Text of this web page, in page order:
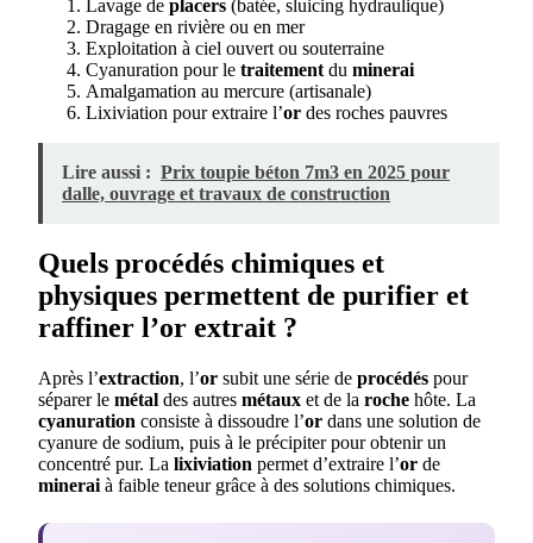
Lavage de placers (batée, sluicing hydraulique)
Dragage en rivière ou en mer
Exploitation à ciel ouvert ou souterraine
Cyanuration pour le traitement du minerai
Amalgamation au mercure (artisanale)
Lixiviation pour extraire l’or des roches pauvres
Lire aussi : Prix toupie béton 7m3 en 2025 pour
dalle, ouvrage et travaux de construction
Quels procédés chimiques et
physiques permettent de purifier et
raffiner l’or extrait ?
Après l’extraction, l’or subit une série de procédés pour
séparer le métal des autres métaux et de la roche hôte. La
cyanuration consiste à dissoudre l’or dans une solution de
cyanure de sodium, puis à le précipiter pour obtenir un
concentré pur. La lixiviation permet d’extraire l’or de
minerai à faible teneur grâce à des solutions chimiques.